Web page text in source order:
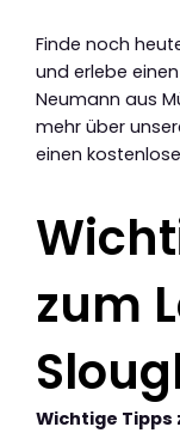
Finde noch
und erlebe
Neumann aus
mehr über
einen
zum
Wichtige Tipps